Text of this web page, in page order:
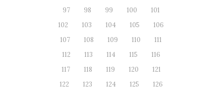
97
98 99 100
101
102
103 104 105
106
107
108 109 110
111
112
113 114 115
116
117
118 119 120
121
122
123 124 125
126